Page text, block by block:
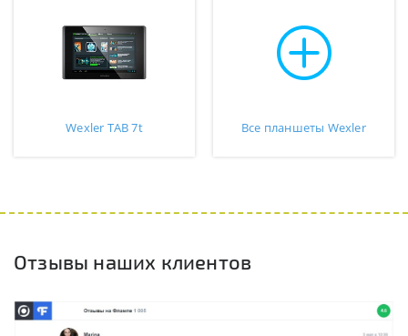
Wexler TAB 7t Все планшеты Wexler
Отзывы наших клиентов